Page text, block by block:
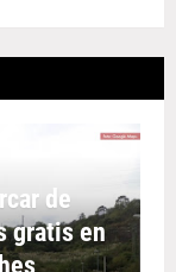
de
gratis en